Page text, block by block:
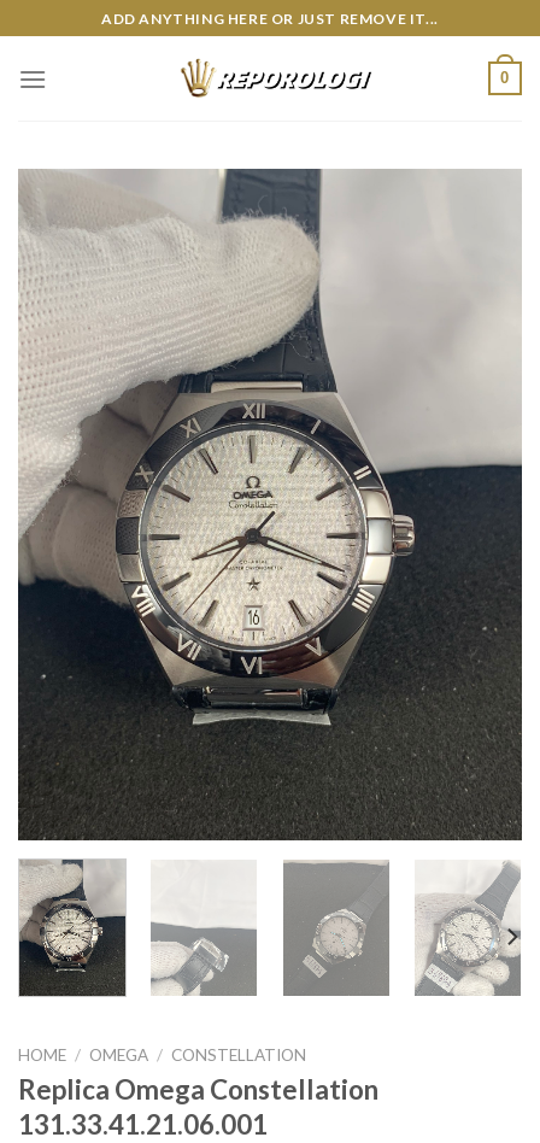
to
content
ADD ANYTHING HERE OR JUST REMOVE IT...
0
HOME / OMEGA / CONSTELLATION
Replica Omega Constellation
131.33.41.21.06.001